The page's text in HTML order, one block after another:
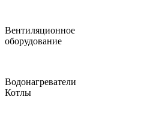
Вентиляционное
оборудование
Водонагреватели
Котлы